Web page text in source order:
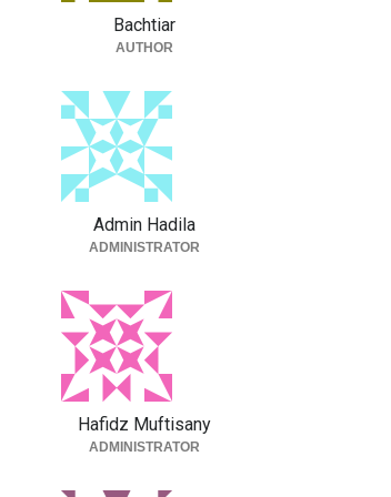
Bachtiar
AUTHOR
Admin Hadila
ADMINISTRATOR
Hafidz Muftisany
ADMINISTRATOR